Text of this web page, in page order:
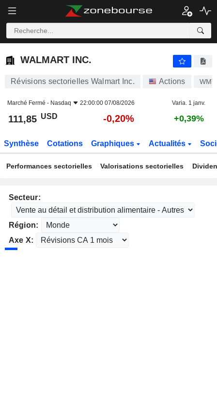
WALMART INC.
WALMART INC.
Révisions sectorielles Walmart Inc. Actions WMT
Marché Fermé - Nasdaq 22:00:00 07/08/2026 Varia. 1 janv.
111,85 USD -0,20% +0,39%
Synthèse Cotations Graphiques Actualités
Performances sectorielles Valorisations sectorielles
Secteur:
Région:
Axe X: